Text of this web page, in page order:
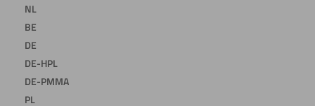
NL
BE
DE
DE-HPL
DE-PMMA
PL